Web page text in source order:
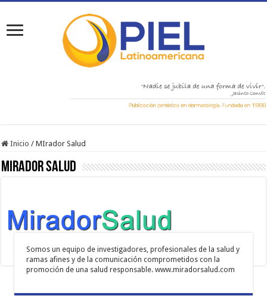
Inicio / MIrador Salud
MIrador Salud
Somos un equipo de investigadores, profesionales de la salud y
ramas afines y de la comunicación comprometidos con la
promoción de una salud responsable. www.miradorsalud.com